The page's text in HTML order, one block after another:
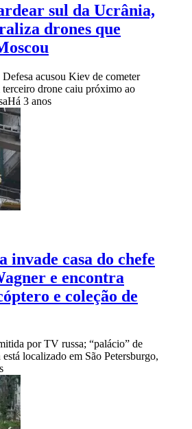
sul da Ucrânia,
drones que
acusou Kiev de cometer
terceiro drone caiu próximo ao
Há 3 anos
invade casa do chefe
e encontra
e coleção de
por TV russa; “palácio” de
localizado em São Petersburgo,